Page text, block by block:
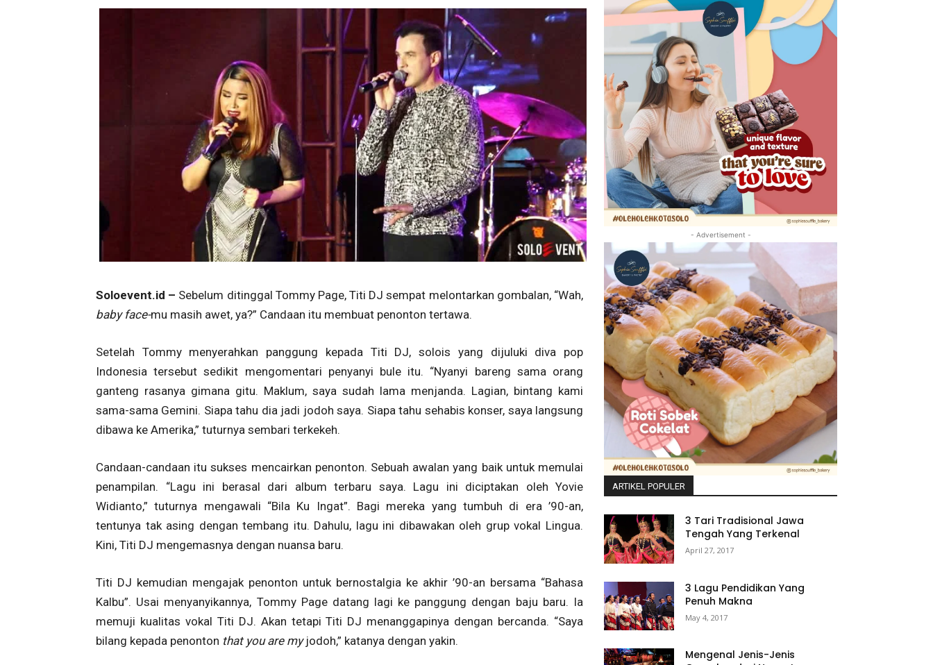
Soloevent.id – Sebelum ditinggal Tommy Page, Titi DJ sempat melontarkan gombalan, “Wah,
baby face-mu masih awet, ya?” Candaan itu membuat penonton tertawa.
Setelah Tommy menyerahkan panggung kepada Titi DJ, solois yang dijuluki diva pop
Indonesia tersebut sedikit mengomentari penyanyi bule itu. “Nyanyi bareng sama orang
ganteng rasanya gimana gitu. Maklum, saya sudah lama menjanda. Lagian, bintang kami
sama-sama Gemini. Siapa tahu dia jadi jodoh saya. Siapa tahu sehabis konser, saya langsung
dibawa ke Amerika,” tuturnya sembari terkekeh.
Candaan-candaan itu sukses mencairkan penonton. Sebuah awalan yang baik untuk memulai
penampilan. “Lagu ini berasal dari album terbaru saya. Lagu ini diciptakan oleh Yovie
Widianto,” tuturnya mengawali “Bila Ku Ingat”. Bagi mereka yang tumbuh di era ’90-an,
tentunya tak asing dengan tembang itu. Dahulu, lagu ini dibawakan oleh grup vokal Lingua.
Kini, Titi DJ mengemasnya dengan nuansa baru.
Titi DJ kemudian mengajak penonton untuk bernostalgia ke akhir ’90-an bersama “Bahasa
Kalbu”. Usai menyanyikannya, Tommy Page datang lagi ke panggung dengan baju baru. Ia
memuji kualitas vokal Titi DJ. Akan tetapi Titi DJ menanggapinya dengan bercanda. “Saya
bilang kepada penonton that you are my jodoh,” katanya dengan yakin.
- Advertisement -
ARTIKEL POPULER
3 Tari Tradisional Jawa
Tengah Yang Terkenal
April 27, 2017
3 Lagu Pendidikan Yang
Penuh Makna
May 4, 2017
Mengenal Jenis-Jenis